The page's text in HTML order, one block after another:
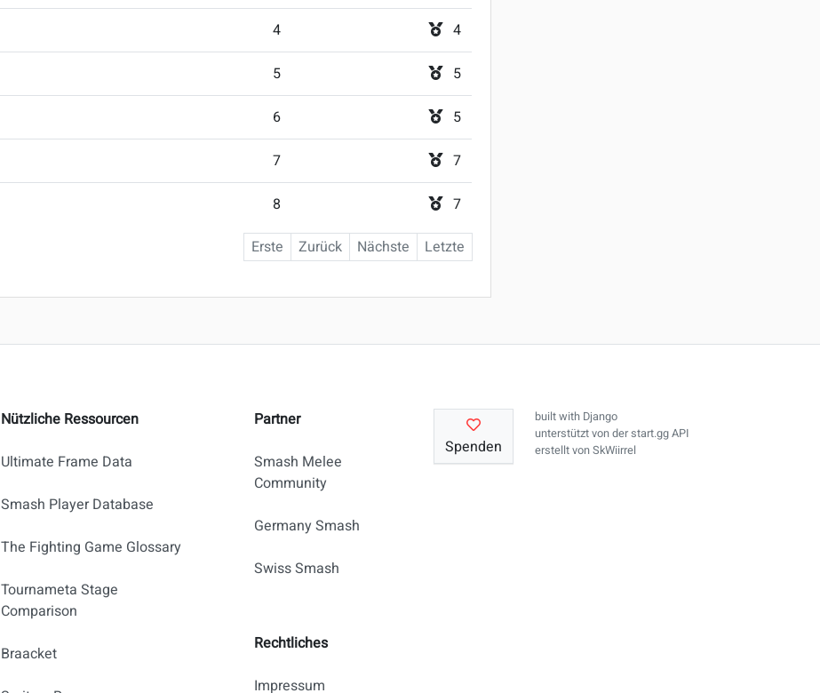
4 4
5 5
6 5
7 7
8 7
Erste Zurück Nächste Letzte
Nützliche Ressourcen
Ultimate Frame Data
Smash Player Database
The Fighting Game Glossary
Tournameta Stage
Comparison
Braacket
Partner
Smash Melee
Community
Germany Smash
Swiss Smash
Rechtliches
Impressum
Spenden
built with Django
unterstützt von derstart.gg API
erstellt vonSkWiirrel